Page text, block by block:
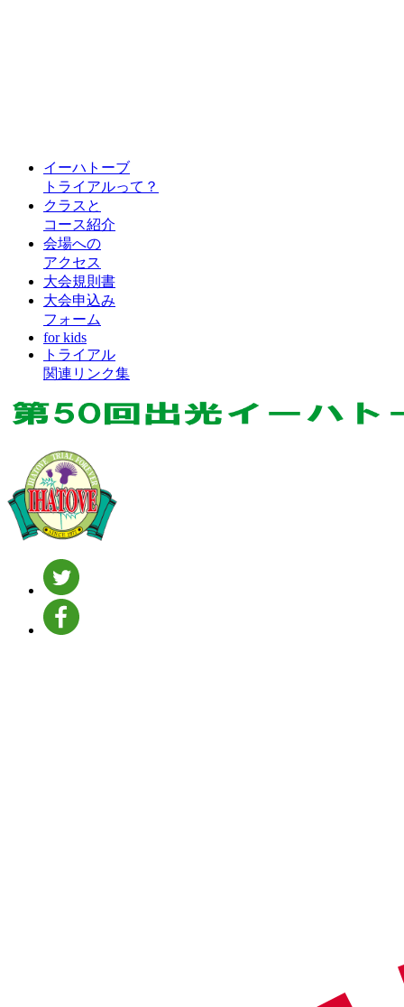
イーハトーブ
トライアルって？
クラスと
コース紹介
会場への
アクセス
大会規則書
大会申込み
フォーム
for kids
トライアル
関連リンク集